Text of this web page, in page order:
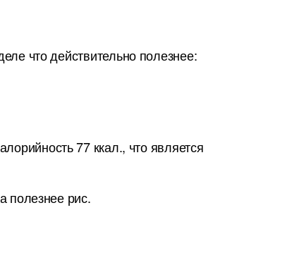
что действительно полезнее:
77 ккал., что является
полезнее рис.